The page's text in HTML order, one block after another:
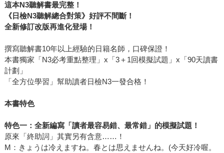
這本N3聽解書最完整！
《日檢N3聽解總合對策》好評不間斷！
全新修訂改版再進化登場！
撰寫聽解書10年以上經驗的日籍名師，口碑保證！
本書獨家「N3必考重點整理」x「3＋1回模擬試題」x「90天讀書
計劃」
「全方位學習」幫助讀者日檢N3一發合格！
本書特色
特色一：全新編寫「讀者最容易錯、最常錯」的模擬試題！
原來「終助詞」其實另有含意……！
M：きょうは冷えますね。春とは思えませんね。(今天好冷喔。